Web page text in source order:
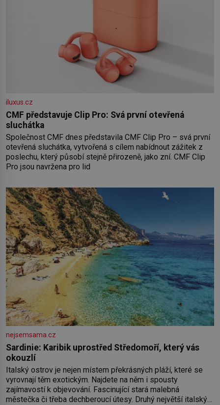
iluxus.cz
CMF představuje Clip Pro: Svá první otevřená
sluchátka
Společnost CMF dnes představila CMF Clip Pro – svá první
otevřená sluchátka, vytvořená s cílem nabídnout zážitek z
poslechu, který působí stejně přirozeně, jako zní. CMF Clip
Pro jsou navržena pro lid
nejsemsama.cz
Sardinie: Karibik uprostřed Středomoří, který vás
okouzlí
Italský ostrov je nejen místem překrásných pláží, které se
vyrovnají těm exotickým. Najdete na něm i spousty
zajímavostí k objevování. Fascinující stará malebná
městečka či třeba dechberoucí útesy. Druhý největší italský